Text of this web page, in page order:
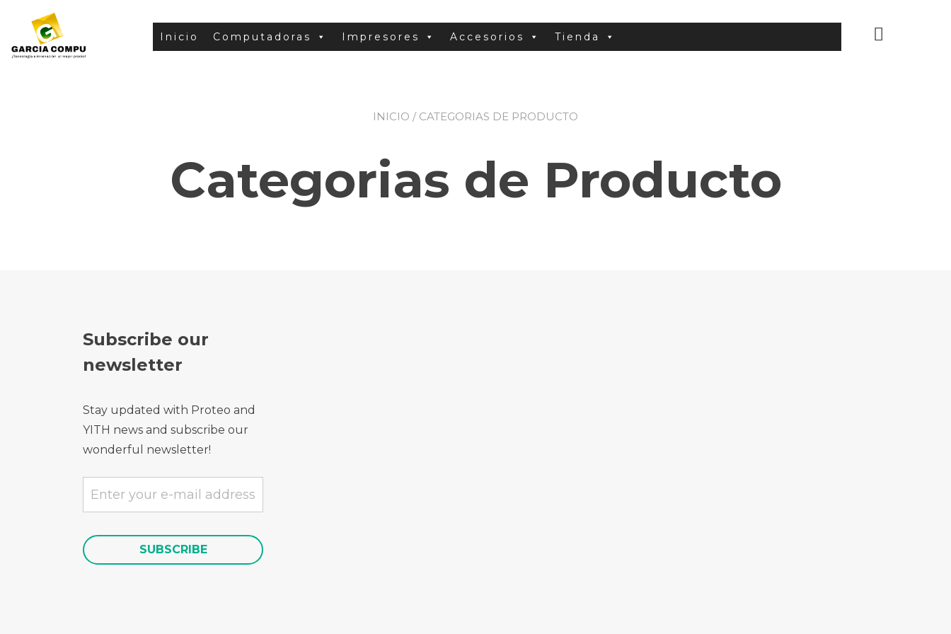
Inicio Computadoras Impresores Accesorios Tienda
INICIO / CATEGORIAS DE PRODUCTO
Categorias de Producto
Subscribe our
newsletter
Stay updated with Proteo and
YITH news and subscribe our
wonderful newsletter!